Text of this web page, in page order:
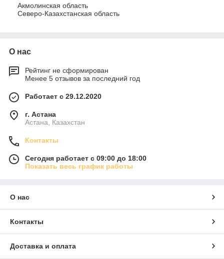
Акмолинская область
Северо-Казахстанская область
О нас
Рейтинг не сформирован
Менее 5 отзывов за последний год
Работает с 29.12.2020
г. Астана
Астана, Казахстан
Контакты
Сегодня работает с 09:00 до 18:00
Показать весь график работы
О нас
Контакты
Доставка и оплата